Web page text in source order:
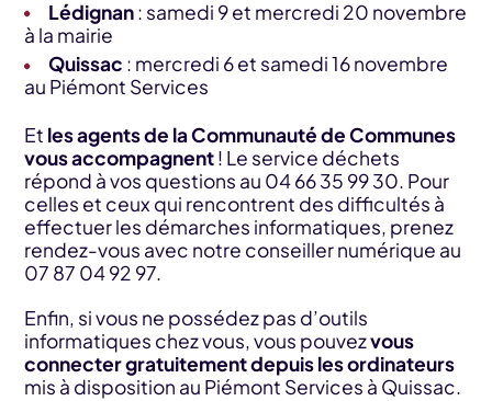
Lédignan: samedi 9 et mercredi 20 novembre
à la mairie
Quissac : mercredi 6 et samedi 16 novembre
au Piémont Services
Et les agents de la Communauté de Communes
vous accompagnent! Le service déchets
répond à vos questions au 04 66 35 99 30. Pour
celles et ceux qui rencontrent des difficultés à
effectuer les démarches informatiques, prenez
rendez-vous avec notre conseiller numérique au
07 87 04 92 97.
Enfin, si vous ne possédez pas d’outils
informatiques chez vous, vous pouvezvous
connecter gratuitement depuis les ordinateurs
mis à disposition au Piémont Services à Quissac.